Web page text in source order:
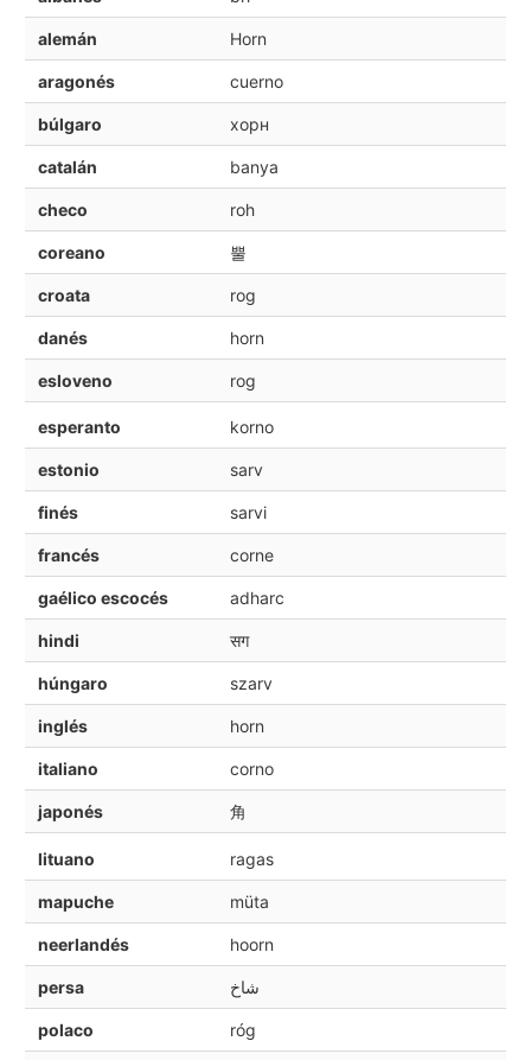
alemán Horn
aragonés cuerno
búlgaro хорн
catalán banya
checo roh
coreano 뿔
croata rog
danés horn
esloveno rog
esperanto korno
estonio sarv
finés sarvi
francés corne
gaélico escocés adharc
hindi सग
húngaro szarv
inglés horn
italiano corno
japonés 角
lituano ragas
mapuche müta
neerlandés hoorn
persa شاخ
polaco róg